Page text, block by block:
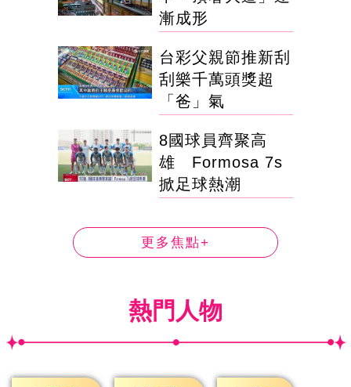
漸成形
台彩父親節推新刮
刮樂千萬頭獎超
「爸」氣
8國球員齊聚高
雄 Formosa 7s
掀足球熱潮
更多焦點+
熱門人物